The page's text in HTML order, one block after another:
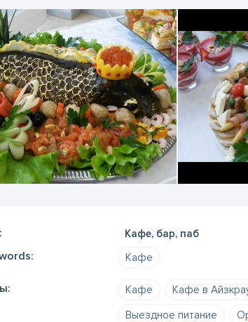
Кафе, бар, паб
Кафе
Кафе Кафе в
Выездное питание